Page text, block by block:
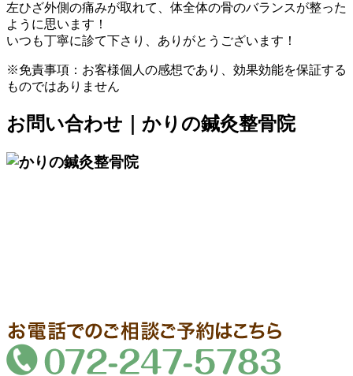
左ひざ外側の痛みが取れて、体全体の骨のバランスが整った
ように思います！
いつも丁寧に診て下さり、ありがとうございます！
※免責事項：お客様個人の感想であり、効果効能を保証する
ものではありません
お問い合わせ｜かりの鍼灸整骨院